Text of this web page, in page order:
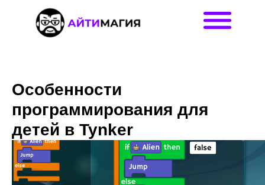
Особенности
программирования для
детей в Tynker